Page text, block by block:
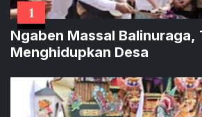
1
Ngaben Massal Balinuraga,
Menghidupkan Desa